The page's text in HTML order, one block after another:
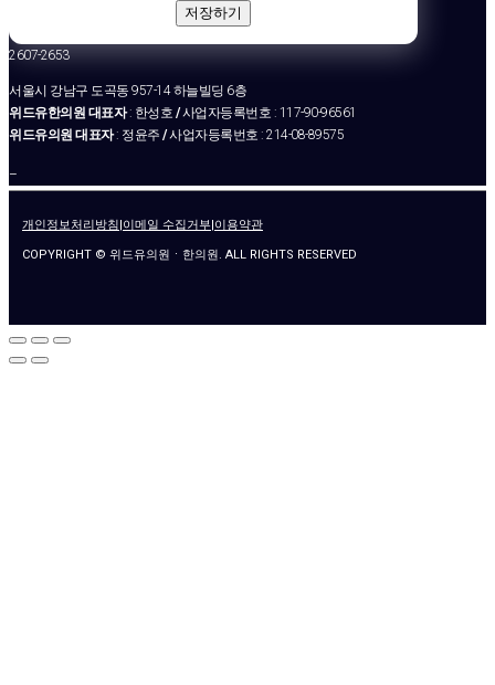
저장하기
2607-2653
서울시 강남구 도곡동 957-14 하늘빌딩 6층
위드유한의원 대표자: 한성호 /사업자등록번호 : 117-90-96561
위드유의원 대표자: 정윤주 /사업자등록번호 : 214-08-89575
–
개인정보처리방침|이메일 수집거부|이용약관
COPYRIGHT © 위드유의원ㆍ한의원. ALL RIGHTS RESERVED